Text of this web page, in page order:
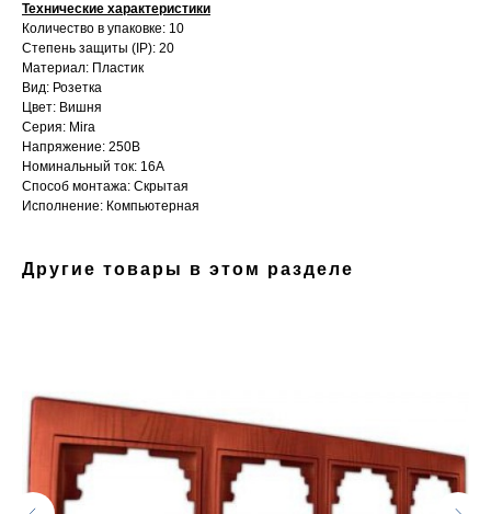
Технические характеристики
Количество в упаковке: 10
Степень защиты (IP): 20
Материал: Пластик
Вид: Розетка
Цвет: Вишня
Серия: Mira
Напряжение: 250В
Номинальный ток: 16А
Способ монтажа: Скрытая
Исполнение: Компьютерная
Другие товары в этом разделе